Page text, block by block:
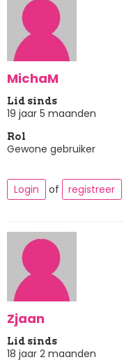
MichaM
Lid sinds
19 jaar 5 maanden
Rol
Gewone gebruiker
Login of registreer
Zjaan
Lid sinds
18 jaar 2 maanden